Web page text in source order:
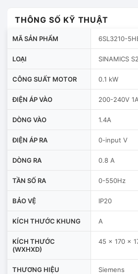
THÔNG SỐ KỸ THUẬT
MÃ SẢN PHẨM 6SL3210-
LOẠI SINAMICS
CÔNG SUẤT MOTOR 0.1 kW
ĐIỆN ÁP VÀO 200-240V
DÒNG VÀO 1.4A
ĐIỆN ÁP RA 0-input V
DÒNG RA 0.8 A
TẦN SỐ RA 0-550Hz
BẢO VỆ IP20
KÍCH THƯỚC KHUNG A
KÍCH THƯỚC
(WXHXD)
45 x 170 x
THƯƠNG HIỆU Siemens